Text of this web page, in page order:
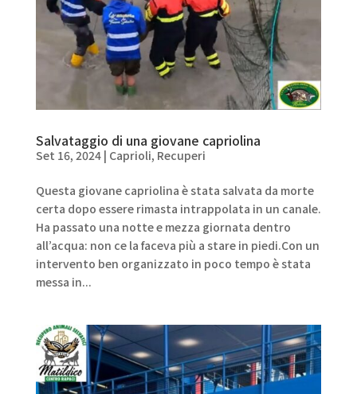
Salvataggio di una giovane capriolina
Set 16, 2024| Caprioli, Recuperi
Questa giovane capriolina è stata salvata da morte
certa dopo essere rimasta intrappolata in un canale.
Ha passato una notte e mezza giornata dentro
all’acqua: non ce la faceva più a stare in piedi.Con un
intervento ben organizzato in poco tempo è stata
messa in...